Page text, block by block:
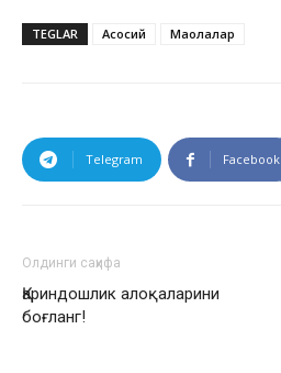
TEGLAR Асосий Мақолалар
Telegram Facebook
Олдинги саҳифа
Қариндошлик алоқаларини
боғланг!